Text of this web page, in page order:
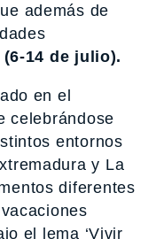
además de
(6-14 de julio).
en el
celebrándose
entornos
y La
diferentes
el lema ‘Vivir